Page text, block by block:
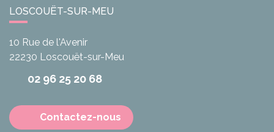
LOSCOUËT-SUR-MEU
10 Rue de l'Avenir
22230 Loscouët-sur-Meu
02 96 25 20 68
Contactez-nous